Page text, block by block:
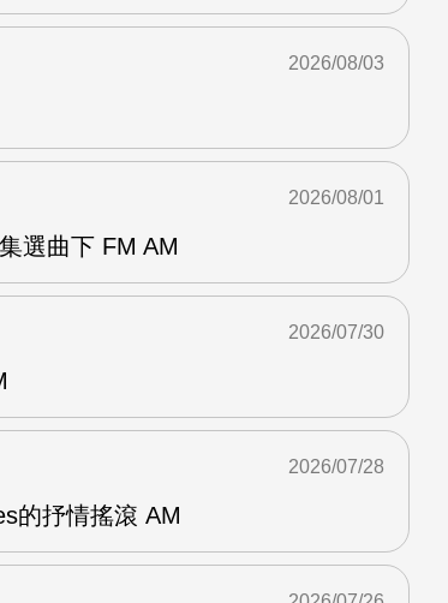
2026/08/03
選曲下 FM AM
2026/08/01
2026/07/30
的抒情搖滾 AM
2026/07/28